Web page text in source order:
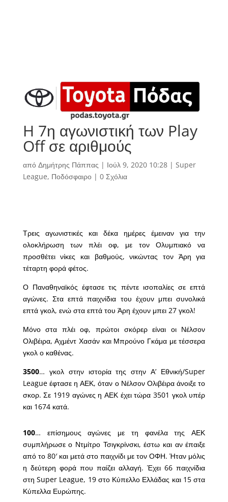
H 7η αγωνιστική των Play
Off σε αριθμούς
από Δημήτρης Πάππας | Ιούλ 9, 2020 10:28| Super
League, Ποδόσφαιρο| 0 Σχόλια
Τρεις αγωνιστικές και δέκα ημέρες έμειναν για την
ολοκλήρωση των πλέι οφ, με τον Ολυμπιακό να
προσθέτει νίκες και βαθμούς, νικώντας τον Άρη για
τέταρτη φορά φέτος.
Ο Παναθηναϊκός έφτασε τις πέντε ισοπαλίες σε επτά
αγώνες. Στα επτά παιχνίδια του έχουν μπει συνολικά
επτά γκολ, ενώ στα επτά του Άρη έχουν μπει 27 γκολ!
Μόνο στα πλέι οφ, πρώτοι σκόρερ είναι οι Νέλσον
Ολιβέιρα, Αχμέντ Χασάν και Μπρούνο Γκάμα με τέσσερα
γκολ ο καθένας.
3500… γκολ στην ιστορία της στην Α’ Εθνική/Super
League έφτασε η ΑΕΚ, όταν ο Νέλσον Ολιβέιρα άνοιξε το
σκορ. Σε 1919 αγώνες η ΑΕΚ έχει τώρα 3501 γκολ υπέρ
και 1674 κατά.
100… επίσημους αγώνες με τη φανέλα της ΑΕΚ
συμπλήρωσε ο Ντμίτρο Τσιγκρίνσκι, έστω και αν έπαιξε
από το 80′ και μετά στο παιχνίδι με τον ΟΦΗ. Ήταν μόλις
η δεύτερη φορά που παίζει αλλαγή. Έχει 66 παιχνίδια
στη Super League, 19 στο Κύπελλο Ελλάδας και 15 στα
Κύπελλα Ευρώπης.